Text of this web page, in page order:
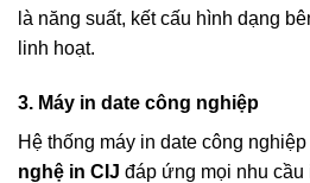
là năng suất, kết cấu hình dạng
linh hoạt.
3. Máy in date công nghiệp
Hệ thống máy in date công
nghệ in CIJ đáp ứng mọi nhu cầu